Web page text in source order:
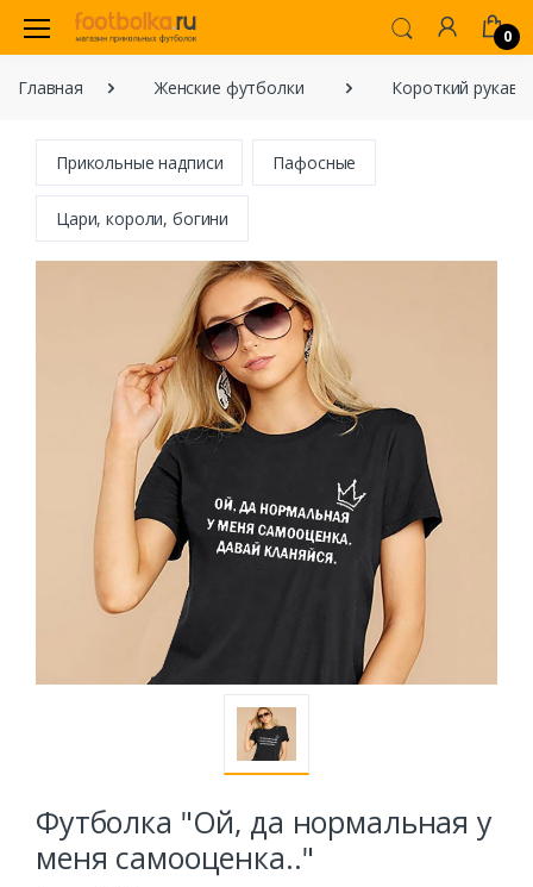
0
Главная Женские футболки Короткий рукав
Прикольные надписи Пафосные
Цари, короли, богини
Футболка "Ой, да нормальная у
меня самооценка.."